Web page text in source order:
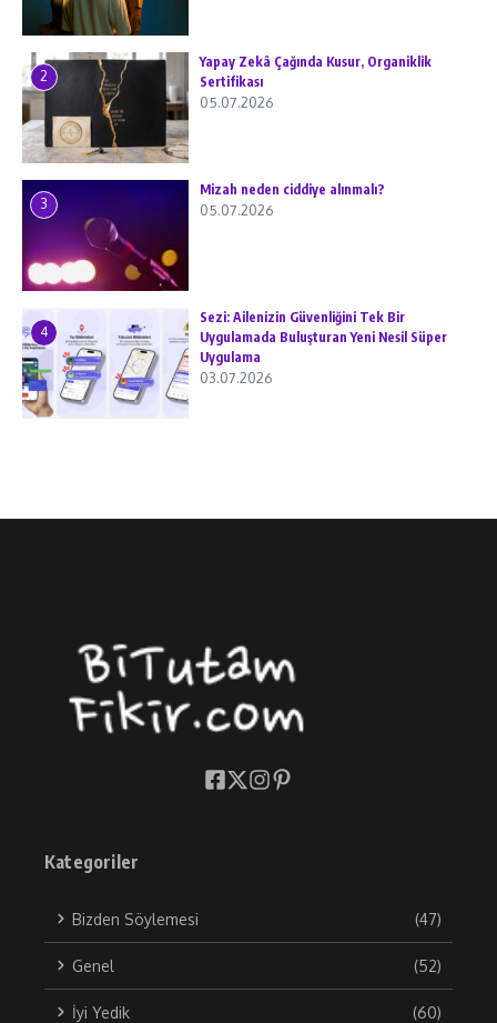
2
Yapay Zekâ Çağında Kusur, Organiklik
Sertifikası
05.07.2026
3
Mizah neden ciddiye alınmalı?
05.07.2026
4
Sezi: Ailenizin Güvenliğini Tek Bir
Uygulamada Buluşturan Yeni Nesil Süper
Uygulama
03.07.2026
Kategoriler
Bizden Söylemesi (47)
Genel (52)
İyi Yedik (60)